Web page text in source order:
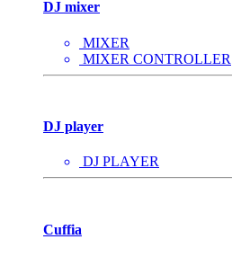
DJ mixer
MIXER
MIXER CONTROLLER
DJ player
DJ PLAYER
Cuffia